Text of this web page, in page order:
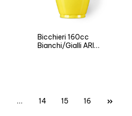
Bicchieri 160cc
Bianchi/Gialli ARI
… 14 15 16